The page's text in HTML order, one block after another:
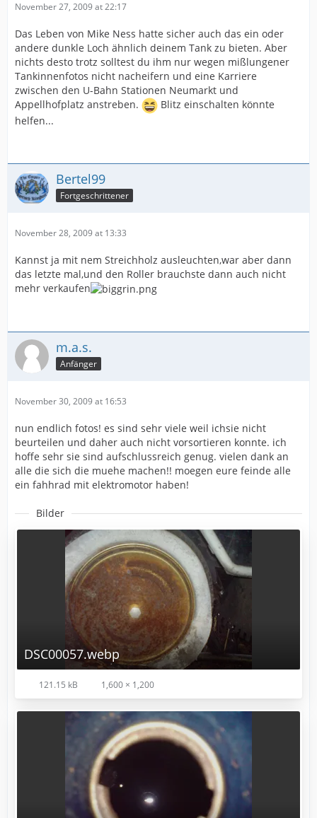
November 27, 2009 at 22:17
Das Leben von Mike Ness hatte sicher auch das ein oder
andere dunkle Loch ähnlich deinem Tank zu bieten. Aber
nichts desto trotz solltest du ihm nur wegen mißlungener
Tankinnenfotos nicht nacheifern und eine Karriere
zwischen den U-Bahn Stationen Neumarkt und
Appellhofplatz anstreben.
Blitz einschalten könnte
helfen...
Bertel99
Fortgeschrittener
November 28, 2009 at 13:33
Kannst ja mit nem Streichholz ausleuchten,war aber dann
das letzte mal,und den Roller brauchste dann auch nicht
mehr verkaufen
m.a.s.
Anfänger
November 30, 2009 at 16:53
nun endlich fotos! es sind sehr viele weil ichsie nicht
beurteilen und daher auch nicht vorsortieren konnte. ich
hoffe sehr sie sind aufschlussreich genug. vielen dank an
alle die sich die muehe machen!! moegen eure feinde alle
ein fahhrad mit elektromotor haben!
Bilder
DSC00057.webp
121.15 kB 1,600 × 1,200